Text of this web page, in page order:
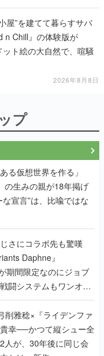
屋”を建てて暮らすサバ
n Chill』の体験版が
ト絵の大自然で、喧騒
2026年8月8日
プ
る仮想世界を作る」
の生みの親が18年掲げ
宣言”は、比喩ではな
さにコラボ先も驚嘆
Daphne』
期間限定なのにジョブ
闘システムもワンオフ
を両ディレクターに聞
削雅稔×『ライデンファ
幸──かつて縦シュー全
人が、30年後に同じ会